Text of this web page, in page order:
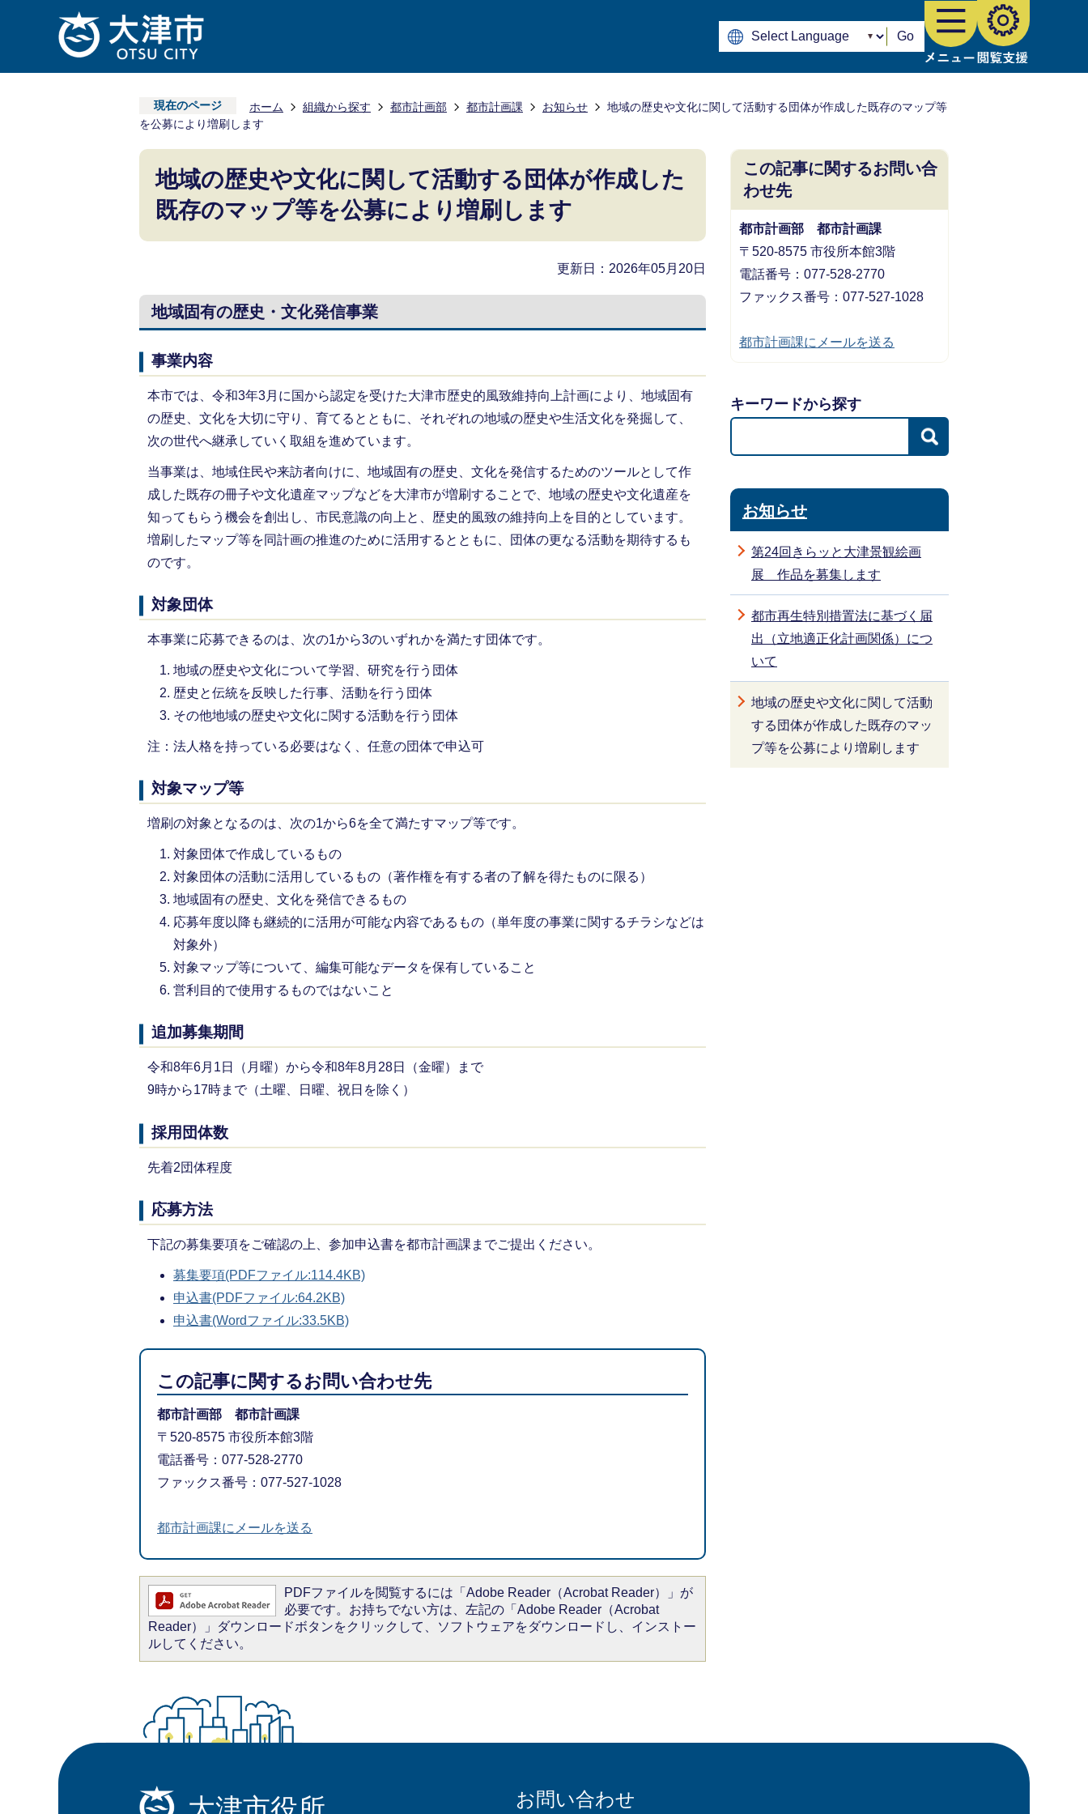
Go
現在のページ ホーム 組織から探す 都市計画部 都市計画課 お知らせ
地域の歴史や文化に関して活動する団体が作成した既存のマップ等
を公募により増刷します
地域の歴史や文化に関して活動する団体が作成した
既存のマップ等を公募により増刷します
更新日：2026年05月20日
地域固有の歴史・文化発信事業
事業内容
本市では、令和3年3月に国から認定を受けた大津市歴史的風致維持向上計画により、地域固有
の歴史、文化を大切に守り、育てるとともに、それぞれの地域の歴史や生活文化を発掘して、
次の世代へ継承していく取組を進めています。
当事業は、地域住民や来訪者向けに、地域固有の歴史、文化を発信するためのツールとして作
成した既存の冊子や文化遺産マップなどを大津市が増刷することで、地域の歴史や文化遺産を
知ってもらう機会を創出し、市民意識の向上と、歴史的風致の維持向上を目的としています。
増刷したマップ等を同計画の推進のために活用するとともに、団体の更なる活動を期待するも
のです。
対象団体
本事業に応募できるのは、次の1から3のいずれかを満たす団体です。
地域の歴史や文化について学習、研究を行う団体
歴史と伝統を反映した行事、活動を行う団体
その他地域の歴史や文化に関する活動を行う団体
注：法人格を持っている必要はなく、任意の団体で申込可
対象マップ等
増刷の対象となるのは、次の1から6を全て満たすマップ等です。
対象団体で作成しているもの
対象団体の活動に活用しているもの（著作権を有する者の了解を得たものに限る）
地域固有の歴史、文化を発信できるもの
応募年度以降も継続的に活用が可能な内容であるもの（単年度の事業に関するチラシなどは
対象外）
対象マップ等について、編集可能なデータを保有していること
営利目的で使用するものではないこと
追加募集期間
令和8年6月1日（月曜）から令和8年8月28日（金曜）まで
9時から17時まで（土曜、日曜、祝日を除く）
採用団体数
先着2団体程度
応募方法
下記の募集要項をご確認の上、参加申込書を都市計画課までご提出ください。
募集要項(PDFファイル:114.4KB)
申込書(PDFファイル:64.2KB)
申込書(Wordファイル:33.5KB)
この記事に関するお問い合わせ先
都市計画部 都市計画課
〒520-8575 市役所本館3階
電話番号：077-528-2770
ファックス番号：077-527-1028
都市計画課にメールを送る
PDFファイルを閲覧するには「Adobe Reader（Acrobat Reader）」が
必要です。お持ちでない方は、左記の「Adobe Reader（Acrobat
Reader）」ダウンロードボタンをクリックして、ソフトウェアをダウンロードし、インストー
ルしてください。
この記事に関するお問い合
わせ先
都市計画部 都市計画課
〒520-8575 市役所本館3階
電話番号：077-528-2770
ファックス番号：077-527-1028
都市計画課にメールを送る
キーワードから探す
お知らせ
第24回きらッと大津景観絵画
展 作品を募集します
都市再生特別措置法に基づく届
出（立地適正化計画関係）につ
いて
地域の歴史や文化に関して活動
する団体が作成した既存のマッ
プ等を公募により増刷します
お問い合わせ